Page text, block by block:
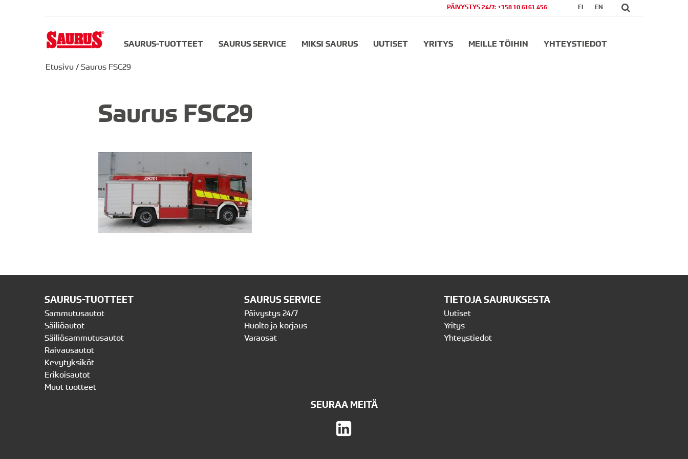
FI EN
PÄIVYSTYS 24/7: +358 10 6161 456
SAURUS-TUOTTEET SAURUS SERVICE MIKSI SAURUS UUTISET YRITYS MEILLE TÖIHIN YHTEYSTIEDOT
Etusivu / Saurus FSC29
Saurus FSC29
SAURUS-TUOTTEET
Sammutusautot
Säiliöautot
Säiliösammutusautot
Raivausautot
Kevytyksiköt
Erikoisautot
Muut tuotteet
SAURUS SERVICE
Päivystys 24/7
Huolto ja korjaus
Varaosat
TIETOJA SAURUKSESTA
Uutiset
Yritys
Yhteystiedot
SEURAA MEITÄ